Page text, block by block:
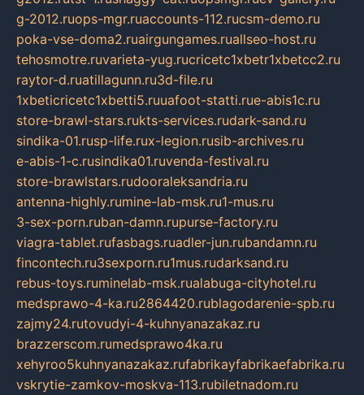
g-2012.ruops-mgr.ruaccounts-112.rucsm-demo.ru
poka-vse-doma2.ruairgungames.ruallseo-host.ru
tehosmotre.ruvarieta-yug.rucricetc1xbetr1xbetcc2.ru
raytor-d.ruatillagunn.ru3d-file.ru
1xbeticricetc1xbetti5.ruuafoot-statti.rue-abis1c.ru
store-brawl-stars.rukts-services.rudark-sand.ru
sindika-01.rusp-life.rux-legion.rusib-archives.ru
e-abis-1-c.rusindika01.ruvenda-festival.ru
store-brawlstars.rudooraleksandria.ru
antenna-highly.rumine-lab-msk.ru1-mus.ru
3-sex-porn.ruban-damn.rupurse-factory.ru
viagra-tablet.rufasbags.ruadler-jun.rubandamn.ru
fincontech.ru3sexporn.ru1mus.rudarksand.ru
rebus-toys.ruminelab-msk.rualabuga-cityhotel.ru
medsprawo-4-ka.ru2864420.rublagodarenie-spb.ru
zajmy24.rutovudyi-4-kuhnyanazakaz.ru
brazzerscom.rumedsprawo4ka.ru
xehyroo5kuhnyanazakaz.rufabrikayfabrikaefabrika.ru
vskrytie-zamkov-moskva-113.rubiletnadom.ru